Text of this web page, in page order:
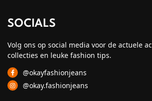
SOCIALS
Volg ons op social media voor de actuele
collecties en leuke fashion tips.
@okayfashionjeans
@okay.fashionjeans